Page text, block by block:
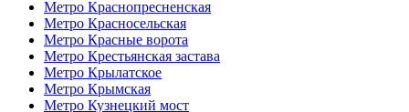
Метро Краснопресненская
Метро Красносельская
Метро Красные ворота
Метро Крестьянская застава
Метро Крылатское
Метро Крымская
Метро Кузнецкий мост